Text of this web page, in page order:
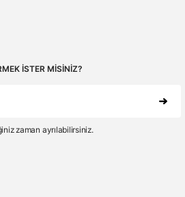
muhafaza edilmelidir.
önerilmez.
İSTER MİSİNİZ?
zaman ayrılabilirsiniz.